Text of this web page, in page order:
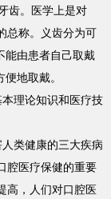
齿。医学上是对
总称。义齿分为可
能由患者自己取戴
地取戴。
理论知识和医疗技
类健康的三大疾病
腔医疗保健的重要
高，人们对口腔医